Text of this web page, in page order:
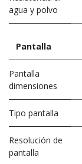
agua y polvo
Pantalla
Pantalla
dimensiones
Tipo pantalla
Resolución de
pantalla